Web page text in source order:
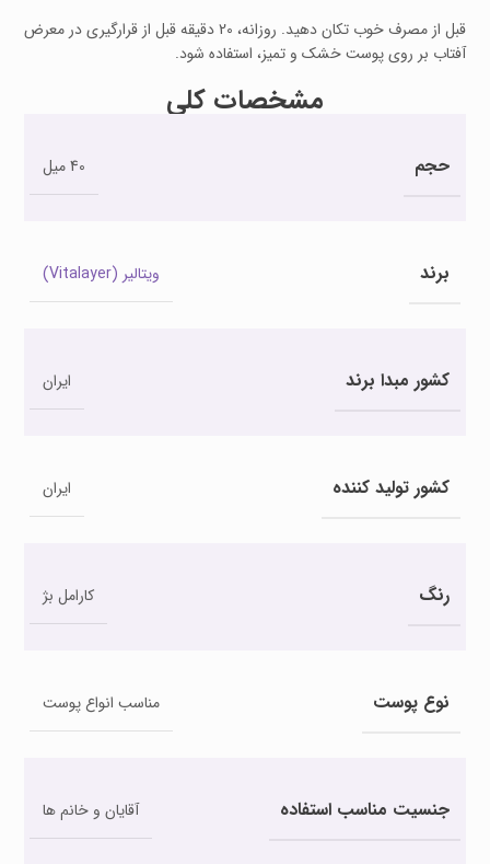
قبل از مصرف خوب تکان دهید. روزانه، 20 دقیقه قبل از قرارگیری در معرض
آفتاب بر روی پوست خشک و تمیز، استفاده شود.
مشخصات کلی
حجم 40 میل
برند ویتالیر (Vitalayer)
کشور مبدا برند ایران
کشور تولید کننده ایران
رنگ کارامل بژ
نوع پوست مناسب انواع پوست
جنسیت مناسب استفاده آقایان و خانم ها